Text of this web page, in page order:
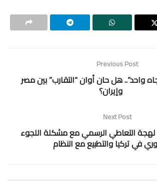
Previous Post
واحد”.. هل حان أوان “التقارب” بين مصر
وإيران؟
Next Post
التعاطي الرسمي مع مشكلة اللجوء
في تركيا والتطبيع مع النظام